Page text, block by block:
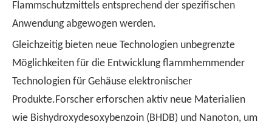
Flammschutzmittels entsprechend der spezifischen
Anwendung abgewogen werden.
Gleichzeitig bieten neue Technologien unbegrenzte
Möglichkeiten für die Entwicklung flammhemmender
Technologien für Gehäuse elektronischer
Produkte.Forscher erforschen aktiv neue Materialien
wie Bishydroxydesoxybenzoin (BHDB) und Nanoton, um